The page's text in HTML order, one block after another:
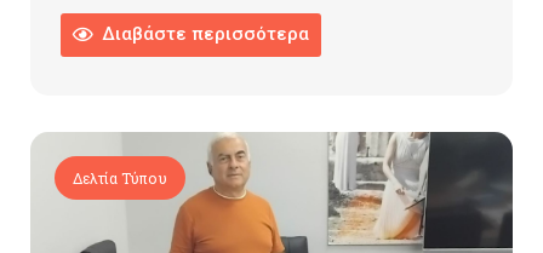
Διαβάστε περισσότερα
Δελτία Τύπου